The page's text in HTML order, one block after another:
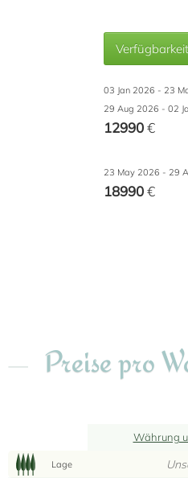
03 Jan 2026 - 23
29 Aug 2026 - 02
12990€
23 May 2026 - 29
18990€
Preise pro
Währung
Lage